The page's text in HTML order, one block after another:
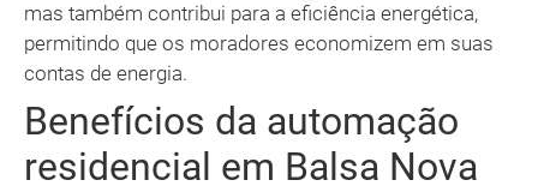
mas também contribui para a eficiência energética,
permitindo que os moradores economizem em suas
contas de energia.
Benefícios da automação
residencial em Balsa Nova